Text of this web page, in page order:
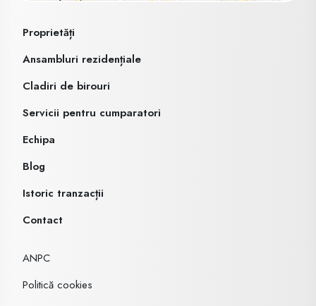
Proprietăți
Ansambluri rezidențiale
Cladiri de birouri
Servicii pentru cumparatori
Echipa
Blog
Istoric tranzacții
Contact
ANPC
Politică cookies